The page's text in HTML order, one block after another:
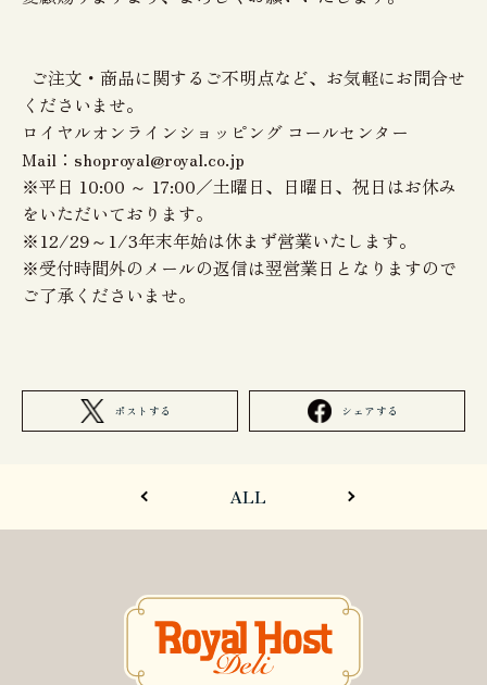
ご注文・商品に関するご不明点など、お気軽にお問合せ
くださいませ。
ロイヤルオンラインショッピング コールセンター
Mail：shoproyal@royal.co.jp
※平日 10:00 ～ 17:00／土曜日、日曜日、祝日はお休み
をいただいております。
※12/29～1/3年末年始は休まず営業いたします。
※受付時間外のメールの返信は翌営業日となりますので
ご了承くださいませ。
ポストする シェアする
BACK
ALL NEXT